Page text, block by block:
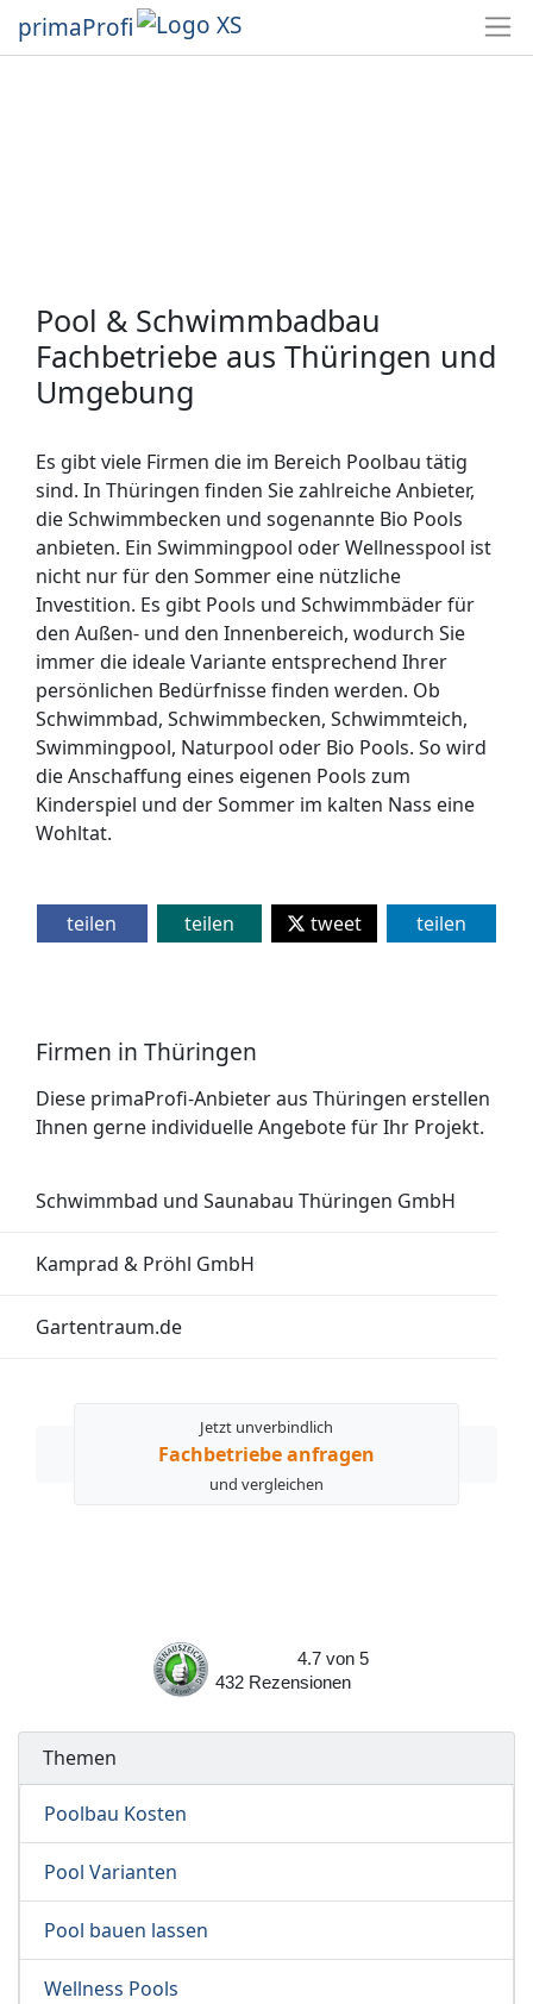
primaProfi
Pool & Schwimmbadbau
Fachbetriebe aus Thüringen und
Umgebung
Es gibt viele Firmen die im Bereich Poolbau tätig
sind. In Thüringen finden Sie zahlreiche Anbieter,
die Schwimmbecken und sogenannte Bio Pools
anbieten. Ein Swimmingpool oder Wellnesspool ist
nicht nur für den Sommer eine nützliche
Investition. Es gibt Pools und Schwimmbäder für
den Außen- und den Innenbereich, wodurch Sie
immer die ideale Variante entsprechend Ihrer
persönlichen Bedürfnisse finden werden. Ob
Schwimmbad, Schwimmbecken, Schwimmteich,
Swimmingpool, Naturpool oder Bio Pools. So wird
die Anschaffung eines eigenen Pools zum
Kinderspiel und der Sommer im kalten Nass eine
Wohltat.
teilen teilen tweet teilen
Firmen in Thüringen
Diese primaProfi-Anbieter aus Thüringen erstellen
Ihnen gerne individuelle Angebote für Ihr Projekt.
Schwimmbad und Saunabau Thüringen GmbH
Kamprad & Pröhl GmbH
Gartentraum.de
Jetzt unverbindlich
Fachbetriebe anfragen
und vergleichen
4.7 von 5
432
Rezensionen
Themen
Poolbau Kosten
Pool Varianten
Pool bauen lassen
Wellness Pools